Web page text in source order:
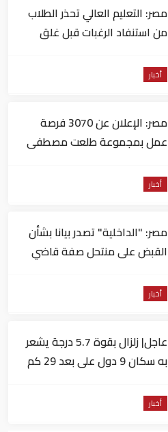
مصر: التعليم العالي تحذر الطلاب
من استنفاد الرغبات قبل غلق
أخبار
مصر: الإعلان عن 3070 فرصة
عمل بمجموعة طلعت مصطفى
أخبار
مصر: "الداخلية" تصدر بيانا بشأن
القبض على منتحل صفة قاضي
أخبار
عاجل| زلزال بقوة 5.7 درجة يشعر
به سكان 9 دول على بعد 29 كم
أخبار